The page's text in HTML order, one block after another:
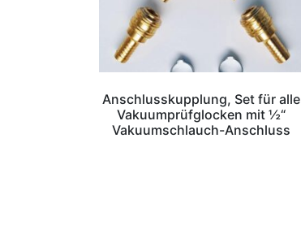
Anschlusskupplung, Set für alle
Vakuumprüfglocken mit ½“
Vakuumschlauch-Anschluss